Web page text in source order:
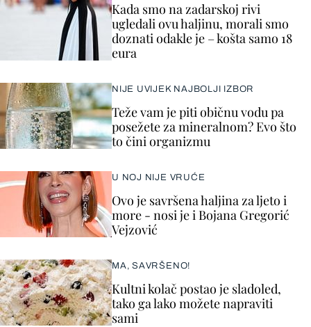
Kada smo na zadarskoj rivi
ugledali ovu haljinu, morali smo
doznati odakle je – košta samo 18
eura
NIJE UVIJEK NAJBOLJI IZBOR
Teže vam je piti običnu vodu pa
posežete za mineralnom? Evo što
to čini organizmu
U NOJ NIJE VRUĆE
Ovo je savršena haljina za ljeto i
more - nosi je i Bojana Gregorić
Vejzović
MA, SAVRŠENO!
Kultni kolač postao je sladoled,
tako ga lako možete napraviti
sami